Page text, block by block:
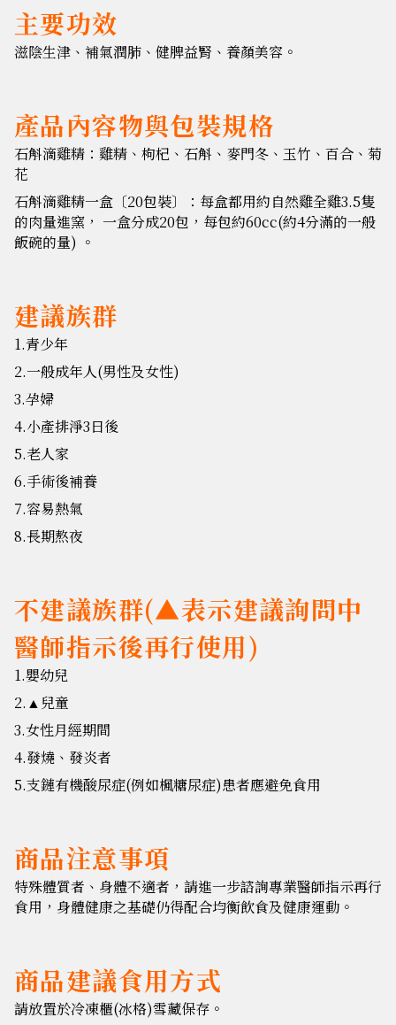
主要功效
滋陰生津、補氣潤肺、健脾益腎、養顏美容。
產品內容物與包裝規格
石斛滴雞精：雞精、枸杞、石斛、麥門冬、玉竹、百合、菊
花
石斛滴雞精一盒〔20包裝〕：每盒都用約自然雞全雞3.5隻
的肉量進窯， 一盒分成20包，每包約60cc(約4分滿的一般
飯碗的量) 。
建議族群
1.青少年
2.一般成年人(男性及女性)
3.孕婦
4.小產排淨3日後
5.老人家
6.手術後補養
7.容易熱氣
8.長期熬夜
不建議族群(▲表示建議詢問中
醫師指示後再行使用)
1.嬰幼兒
2. ▲ 兒童
3.女性月經期間
4.發燒、發炎者
5.支鏈有機酸尿症(例如楓糖尿症)患者應避免食用
商品注意事項
特殊體質者、身體不適者，請進一步諮詢專業醫師指示再行
食用，身體健康之基礎仍得配合均衡飲食及健康運動。
商品建議食用方式
請放置於冷凍櫃(冰格)雪藏保存。